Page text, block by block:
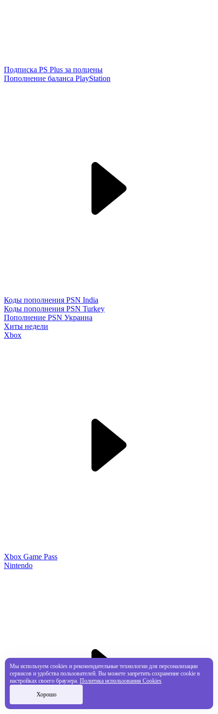
Подписка PS Plus за полцены
Пополнение баланса PlayStation
Коды пополнения PSN India
Коды пополнения PSN Turkey
Пополнение PSN Украина
Хиты недели
Xbox
Xbox Game Pass
Nintendo
Мы используем cookies и рекомендательные технологии для персонализации
сервисов и удобства пользователей. Вы можете запретить сохранение cookie в
настройках своего браузера. Политика использования Cookies
Хорошо